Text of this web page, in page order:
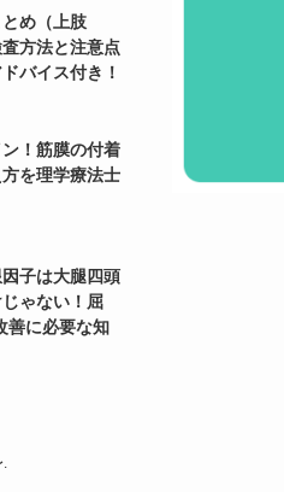
め（上肢
方法と注意点
バイス付き！
！筋膜の付着
を理学療法士
子は大腿四頭
ゃない！屈
善に必要な知
.